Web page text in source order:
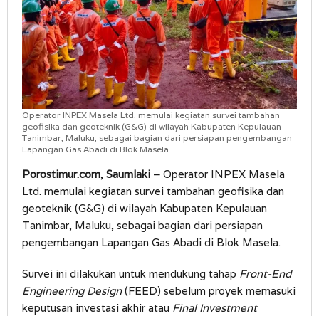
Operator INPEX Masela Ltd. memulai kegiatan survei tambahan
geofisika dan geoteknik (G&G) di wilayah Kabupaten Kepulauan
Tanimbar, Maluku, sebagai bagian dari persiapan pengembangan
Lapangan Gas Abadi di Blok Masela.
Porostimur.com, Saumlaki – Operator INPEX Masela
Ltd. memulai kegiatan survei tambahan geofisika dan
geoteknik (G&G) di wilayah Kabupaten Kepulauan
Tanimbar, Maluku, sebagai bagian dari persiapan
pengembangan Lapangan Gas Abadi di Blok Masela.
Survei ini dilakukan untuk mendukung tahap Front-End
Engineering Design(FEED) sebelum proyek memasuki
keputusan investasi akhir atau Final Investment